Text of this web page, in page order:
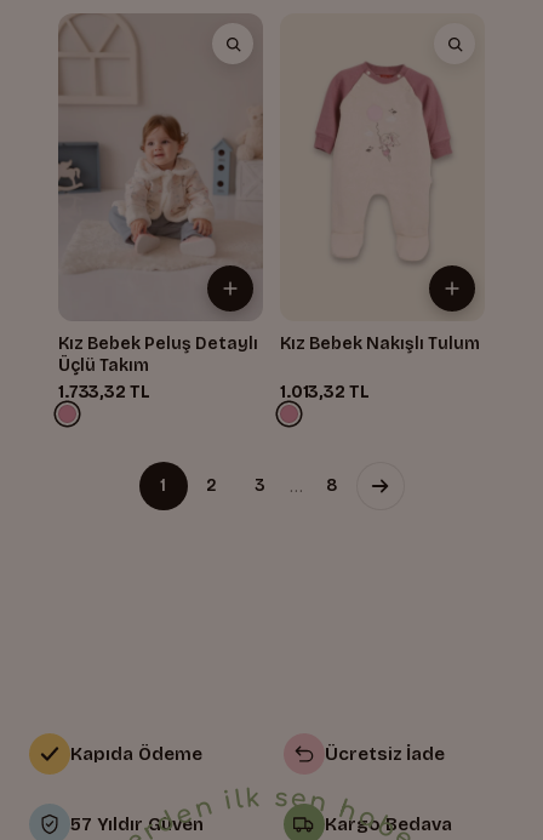
Kız Bebek Peluş Detaylı
Üçlü Takım
1.733,32 TL
Kız Bebek Nakışlı Tulum
1.013,32 TL
1 2 3 … 8
Kapıda Ödeme
57 Yıldır Güven
Ücretsiz İade
Kargo Bedava